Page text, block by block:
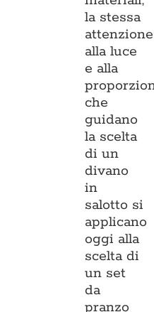
la stessa
attenzione
alla luce
e alla
che
guidano
la scelta
di un
divano
in
salotto si
applicano
oggi alla
scelta di
un set
da
pranzo